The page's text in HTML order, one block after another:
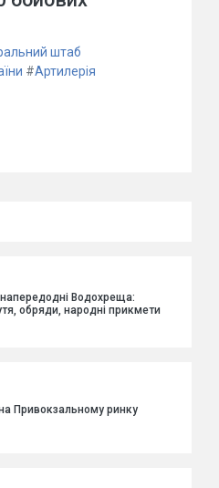
штаб
#Артилерія
Водохреща:
обряди, народні прикмети
Привокзальному ринку